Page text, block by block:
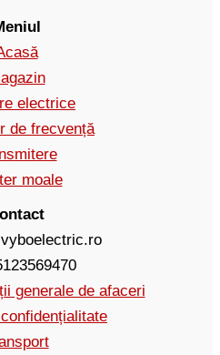
electrice
de frecvență
moale
generale de afaceri